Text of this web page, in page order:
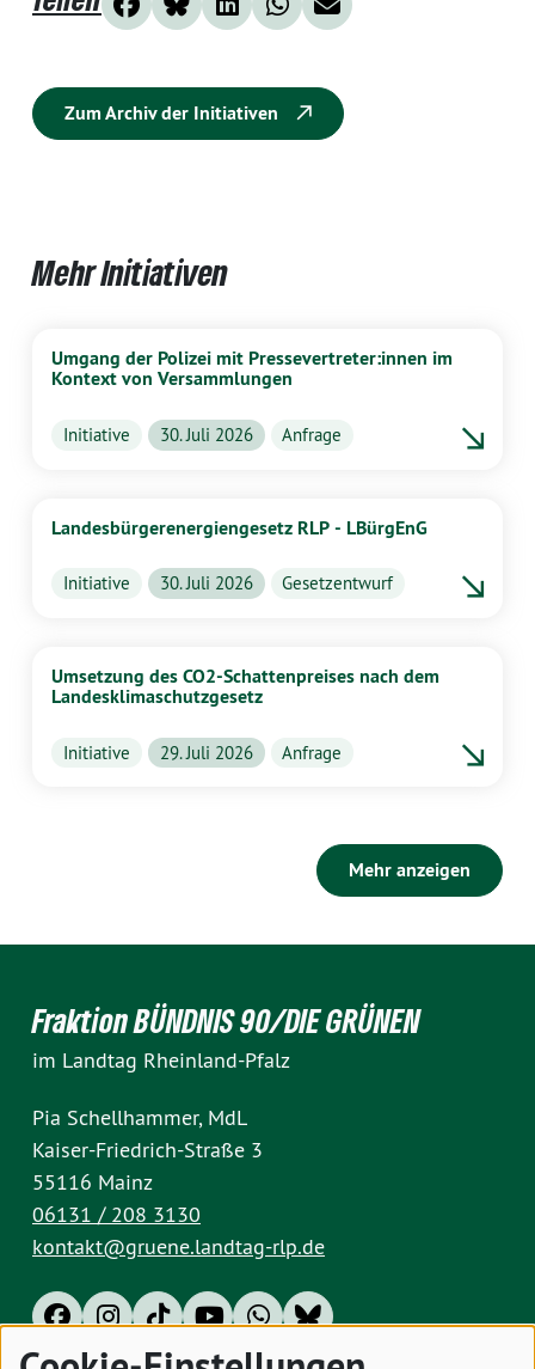
Zum Archiv der Initiativen
Mehr Initiativen
Umgang der Polizei mit Pressevertreter:innen im
Kontext von Versammlungen
Initiative 30. Juli 2026 Anfrage
Landesbürgerenergiengesetz RLP - LBürgEnG
Initiative 30. Juli 2026 Gesetzentwurf
Umsetzung des CO2-Schattenpreises nach dem
Landesklimaschutzgesetz
Initiative 29. Juli 2026 Anfrage
Mehr anzeigen
Fraktion BÜNDNIS 90/DIE GRÜNEN
im Landtag Rheinland-Pfalz
Pia Schellhammer, MdL
Kaiser-Friedrich-Straße 3
55116 Mainz
06131 / 208 3130
kontakt@gruene.landtag-rlp.de